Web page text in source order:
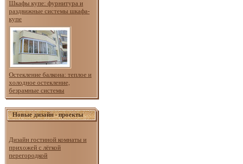
Шкафы купе: фурнитура и
раздвижные системы шкафа-
купе
Остекление балкона: теплое и
холодное остекление,
безрамные системы
Новые дизайн - проекты
Дизайн гостиной комнаты и
прихожей с лёгкой
перегородкой